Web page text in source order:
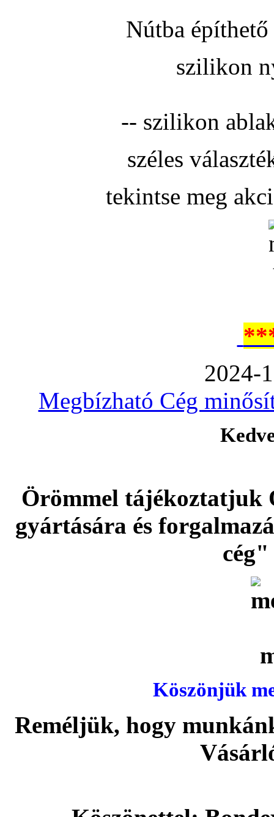
Nútba
szilikon
-- szilikon
széles
tekintse meg
2024-
Megbízható Cég
Örömmel tájékoztatjuk
gyártására és
Köszönjük
Reméljük, hogy